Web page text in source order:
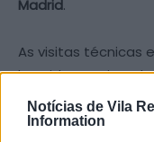
Notícias de Vila
Information
Madrid.
As visitas técnicas
bastidores e
com equipas
programas de